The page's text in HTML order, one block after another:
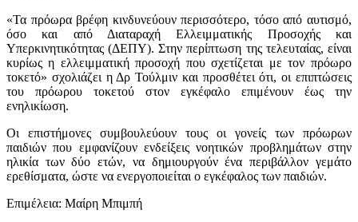
«Τα πρόωρα βρέφη κινδυνεύουν περισσότερο, τόσο από αυτισμό,
όσο και από Διαταραχή Ελλειμματικής Προσοχής και
Υπερκινητικότητας (ΔΕΠΥ). Στην περίπτωση της τελευταίας, είναι
κυρίως η ελλειμματική προσοχή που σχετίζεται με τον πρόωρο
τοκετό» σχολιάζει η Δρ Τούλμιν και προσθέτει ότι, οι επιπτώσεις
του πρόωρου τοκετού στον εγκέφαλο επιμένουν έως την
ενηλικίωση.
Οι επιστήμονες συμβουλεύουν τους οι γονείς των πρόωρων
παιδιών που εμφανίζουν ενδείξεις νοητικών προβλημάτων στην
ηλικία των δύο ετών, να δημιουργούν ένα περιβάλλον γεμάτο
ερεθίσματα, ώστε να ενεργοποιείται ο εγκέφαλος των παιδιών.
Επιμέλεια: Μαίρη Μπιμπή